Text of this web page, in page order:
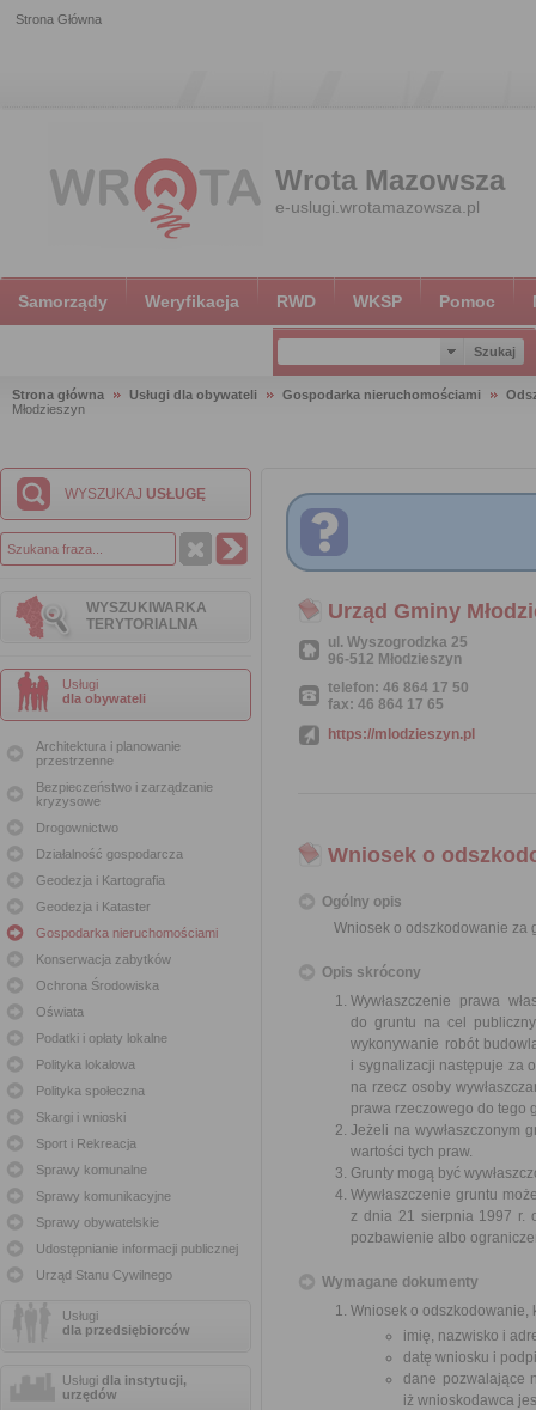
Strona Główna
Wrota Mazowsza
e-uslugi.wrotamazowsza.pl
Samorządy Weryfikacja RWD WKSP Pomoc
Strona główna Usługi dla obywateli Gospodarka nieruchomościami
Młodzieszyn
WYSZUKAJ USŁUGĘ
WYSZUKIWARKA
TERYTORIALNA
Usługi
dla obywateli
Architektura i planowanie
przestrzenne
Bezpieczeństwo i zarządzanie
kryzysowe
Drogownictwo
Działalność gospodarcza
Geodezja i Kartografia
Geodezja i Kataster
Gospodarka nieruchomościami
Konserwacja zabytków
Ochrona Środowiska
Oświata
Podatki i opłaty lokalne
Polityka lokalowa
Polityka społeczna
Skargi i wnioski
Sport i Rekreacja
Sprawy komunalne
Sprawy komunikacyjne
Sprawy obywatelskie
Udostępnianie informacji publicznej
Urząd Stanu Cywilnego
Usługi
dla przedsiębiorców
Usługi dla instytucji,
urzędów
Urząd Gminy
ul. Wyszogrodzka 25
96-512 Młodzieszyn
telefon: 46 864 17 50
fax: 46 864 17 65
https://mlodzieszyn.pl
Wniosek o
Ogólny opis
Wniosek o odszkodowanie za
Opis skrócony
Wywłaszczenie prawa
do gruntu na cel
wykonywanie robót
i sygnalizacji następuje za
na rzecz osoby
prawa rzeczowego do tego
Jeżeli na wywłaszczonym
wartości tych praw.
Grunty mogą być
Wywłaszczenie gruntu
z dnia 21 sierpnia 1997 r.
pozbawienie albo
Wymagane dokumenty
Wniosek o odszkodowanie,
imię, nazwisko i
datę wniosku i
dane pozwalające
iż wnioskodawca